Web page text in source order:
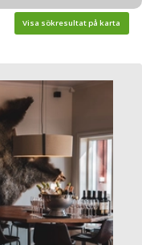
Visa sökresultat på karta